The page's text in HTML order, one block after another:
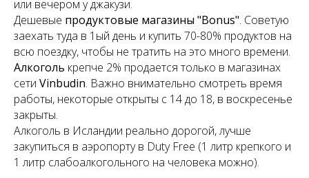
или вечером у джакузи.
Дешевые продуктовые магазины "Bonus". Советую
заехать туда в 1ый день и купить 70-80% продуктов на
всю поездку, чтобы не тратить на это много времени.
Алкоголь крепче 2% продается только в магазинах
сети Vinbudin. Важно внимательно смотреть время
работы, некоторые открыты с 14 до 18, в воскресенье
закрыты.
Алкоголь в Исландии реально дорогой, лучше
закупиться в аэропорту в Duty Free (1 литр крепкого и
1 литр слабоалкогольного на человека можно).